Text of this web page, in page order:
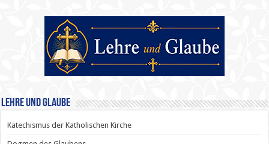
Lehre und Glaube
Katechismus der Katholischen Kirche